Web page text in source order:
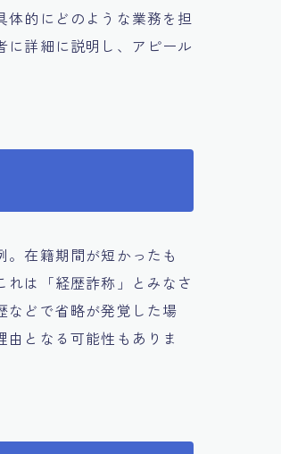
体的にどのような業務を担
詳細に説明し、アピール
在籍期間が短かったも
は「経歴詐称」とみなさ
などで省略が発覚した場
となる可能性もありま